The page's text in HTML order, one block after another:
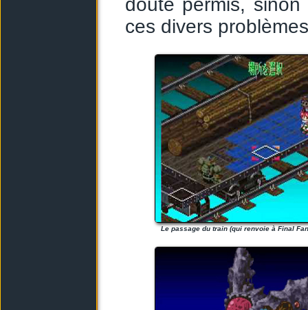
doute permis,
ces divers
Le passage du train (qui renvoie à Final